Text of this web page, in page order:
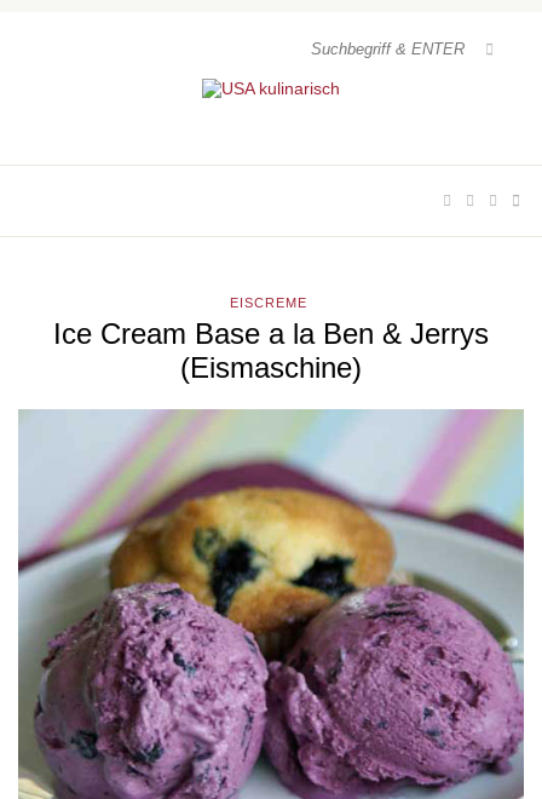
EISCREME
Ice Cream Base a la Ben & Jerrys
(Eismaschine)